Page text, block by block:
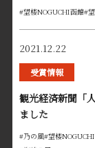
#望楼NOGUCHI函館#
2021.12.22
受賞情報
観光経済新聞「
ました
#乃の風#望楼